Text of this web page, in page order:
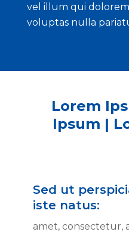
vel illum qui
voluptas nulla
Lorem
Ipsum |
Sed ut
iste natus:
amet, consectetur,